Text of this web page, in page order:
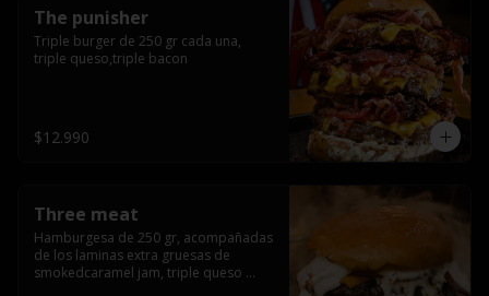
The punisher
Triple burger de 250 gr cada una,
triple queso,triple bacon
$12.990
Three meat
Hamburgesa de 250 gr, acompañadas
de los laminas extra gruesas de
smokedcaramel jam, triple queso